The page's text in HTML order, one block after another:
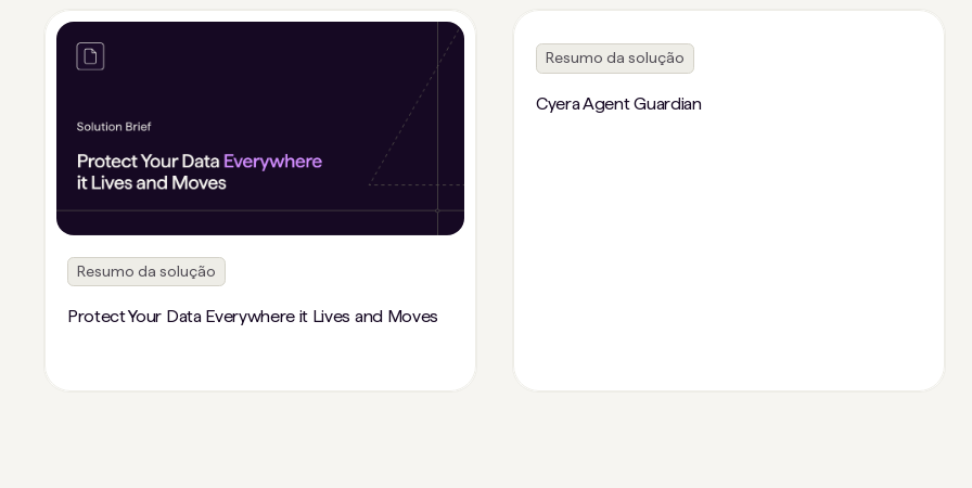
Resumo da solução
Protect Your Data Everywhere it Lives and Moves
Resumo da solução
Cyera Agent Guardian